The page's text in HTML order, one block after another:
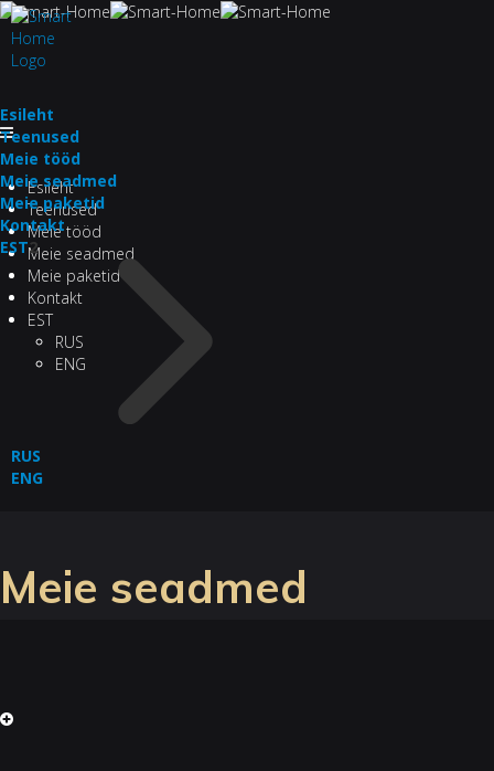
Esileht
Teenused
Meie tööd
Meie seadmed
Meie paketid
Kontakt
EST
RUS
ENG
Esileht
Teenused
Meie tööd
Meie seadmed
Meie paketid
Kontakt
EST2
RUS
ENG
Meie seadmed